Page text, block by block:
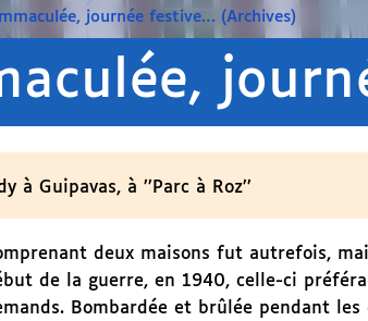
journée festive… (Archives)
Guipavas, à ’’Parc à Roz’’
deux maisons fut autrefois,
de la guerre, en 1940, celle-ci
Bombardée et brûlée pendant les